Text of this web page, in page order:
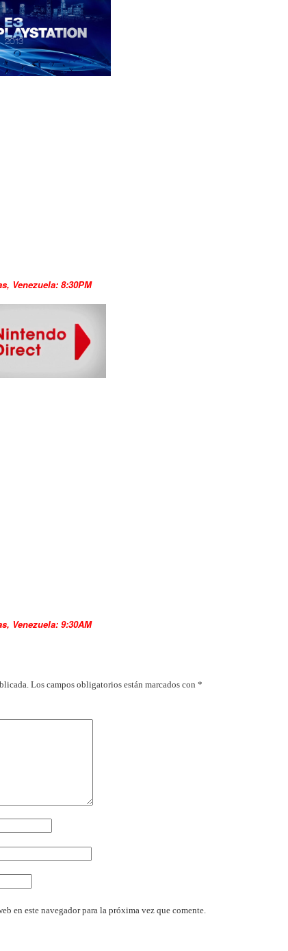
Venezuela: 8:30PM
Venezuela: 9:30AM
Los campos obligatorios están marcados con *
en este navegador para la próxima vez que comente.